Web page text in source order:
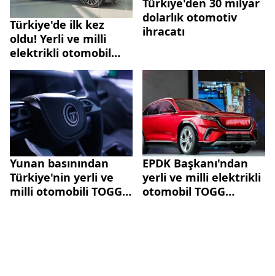
Türkiye'de ilk kez
oldu! Yerli ve milli
elektrikli otomobil
TOGG göz kamaştırdı
Türkiye'den 30 milyar
dolarlık otomotiv
ihracatı
Yunan basınından
Türkiye'nin yerli ve
milli otomobili TOGG'a
EPDK Başkanı'ndan
yerli ve milli elektrikli
otomobil TOGG